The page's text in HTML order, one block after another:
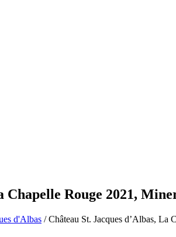
Chapelle Rouge 2021,
d'Albas / Château St. Jacques d’Albas, La